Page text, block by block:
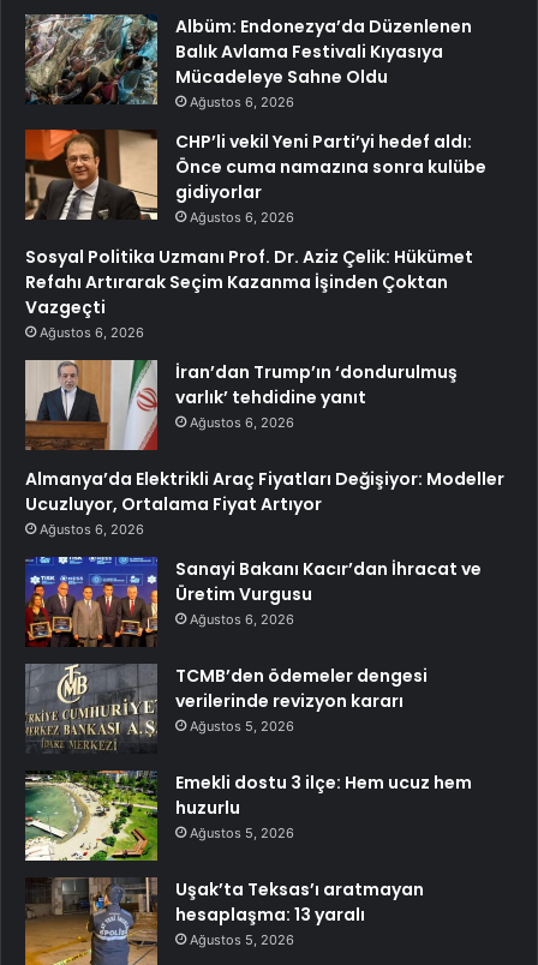
Albüm: Endonezya’da Düzenlenen
Balık Avlama Festivali Kıyasıya
Mücadeleye Sahne Oldu
Ağustos 6, 2026
CHP’li vekil Yeni Parti’yi hedef aldı:
Önce cuma namazına sonra kulübe
gidiyorlar
Ağustos 6, 2026
Sosyal Politika Uzmanı Prof. Dr. Aziz Çelik: Hükümet
Refahı Artırarak Seçim Kazanma İşinden Çoktan
Vazgeçti
Ağustos 6, 2026
İran’dan Trump’ın ‘dondurulmuş
varlık’ tehdidine yanıt
Ağustos 6, 2026
Almanya’da Elektrikli Araç Fiyatları Değişiyor: Modeller
Ucuzluyor, Ortalama Fiyat Artıyor
Ağustos 6, 2026
Sanayi Bakanı Kacır’dan İhracat ve
Üretim Vurgusu
Ağustos 6, 2026
TCMB’den ödemeler dengesi
verilerinde revizyon kararı
Ağustos 5, 2026
Emekli dostu 3 ilçe: Hem ucuz hem
huzurlu
Ağustos 5, 2026
Uşak’ta Teksas’ı aratmayan
hesaplaşma: 13 yaralı
Ağustos 5, 2026